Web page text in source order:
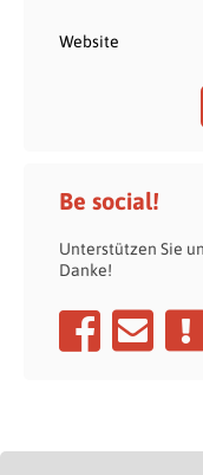
Website
Be social!
Unterstützen Sie
Danke!